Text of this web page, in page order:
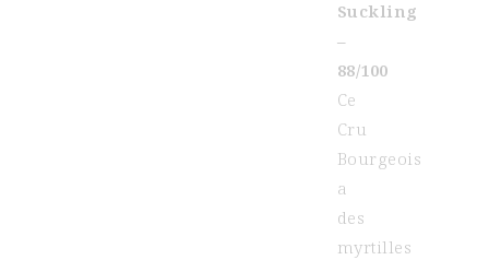
Suckling
–
88/100
Ce
Cru
Bourgeois
a
des
myrtilles